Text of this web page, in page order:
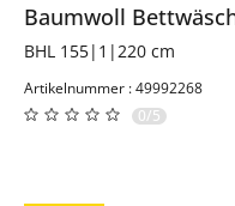
Baumwoll
BHL 155|1|220 cm
Artikelnummer : 49992268
0/5